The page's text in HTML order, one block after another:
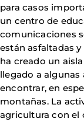
para casos
un centro de
comunicaciones
están asfaltadas
ha creado un
llegado a algunas
encontrar, en
montañas. La
agricultura con el